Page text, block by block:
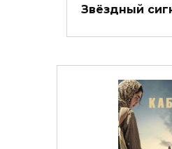
Звёздный